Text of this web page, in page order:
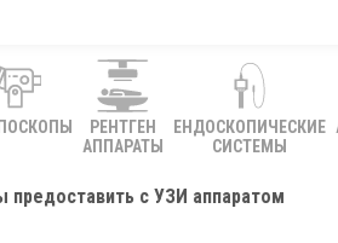
РЕНТГЕН
АППАРАТЫ
ЕНДОСКОПИЧЕСКИЕ
СИСТЕМЫ
с УЗИ аппаратом